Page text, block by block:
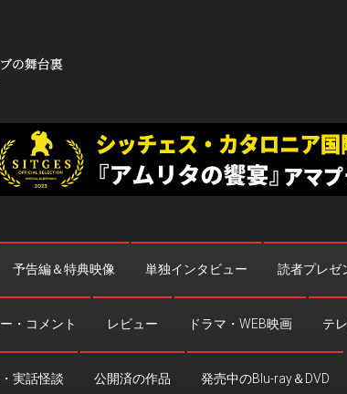
予告編＆特典映像 単独インタビュー 読者プレゼ
・コメント レビュー ドラマ・WEB映画 テ
実話怪談 公開済の作品 発売中のBlu-ray＆DVD